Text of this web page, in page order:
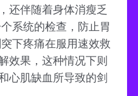
还伴随着身体消瘦乏
系统的检查，防止胃
下疼痛在服用速效救
效果，这种情况下则
心肌缺血所导致的剑